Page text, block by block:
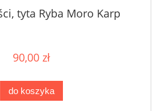
tyta Ryba Moro Karp
90,00 zł
do koszyka